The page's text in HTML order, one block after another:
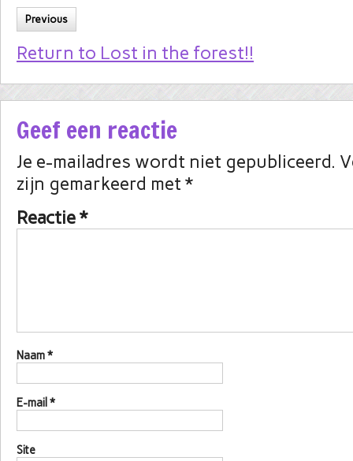
Previous
Return to Lost in the forest!!
Geef een reactie
Je e-mailadres wordt niet gepubliceerd.
zijn gemarkeerd met *
Reactie*
Naam*
E-mail *
Site